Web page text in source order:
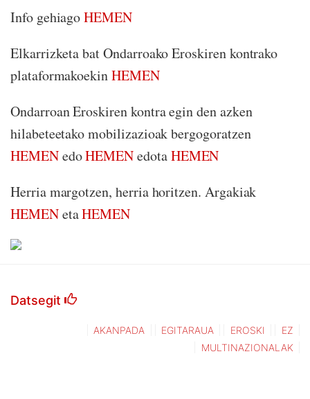
Info gehiagoHEMEN
Elkarrizketa bat Ondarroako Eroskiren kontrako
plataformakoekinHEMEN
Ondarroan Eroskiren kontra egin den azken
hilabeteetako mobilizazioak bergogoratzen
HEMENedoHEMENedotaHEMEN
Herria margotzen, herria horitzen. Argakiak
HEMENetaHEMEN
Datsegit
AKANPADA EGITARAUA EROSKI
EZ
MULTINAZIONALAK